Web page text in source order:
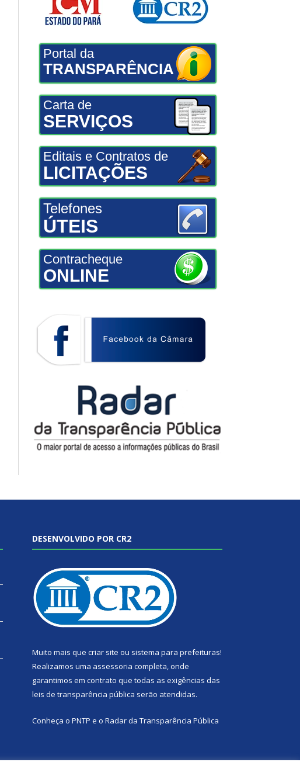
Portal da
TRANSPARÊNCIA
Carta de
SERVIÇOS
Editais e Contratos de
LICITAÇÕES
Telefones
ÚTEIS
Contracheque
ONLINE
DESENVOLVIDO POR CR2
Muito mais que criar site ou sistema para prefeituras!
Realizamos uma assessoria completa, onde
garantimos em contrato que todas as exigências das
leis de transparência pública serão atendidas.
Conheça o PNTP e o Radar da Transparência Pública